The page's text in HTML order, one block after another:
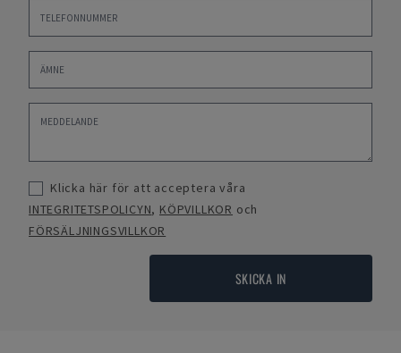
Klicka här för att acceptera våra
INTEGRITETSPOLICYN, KÖPVILLKOR och
FÖRSÄLJNINGSVILLKOR
SKICKA IN